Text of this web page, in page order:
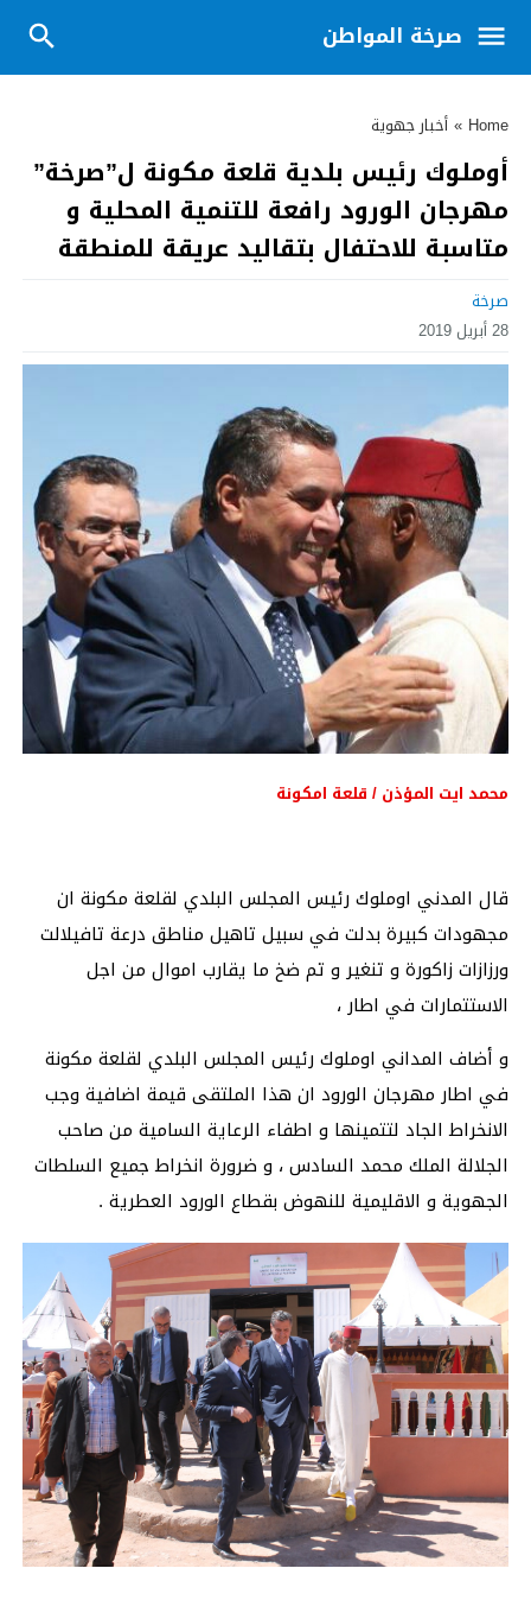
صرخة المواطن
Home
» أخبار جهوية
أوملوك رئيس بلدية قلعة مكونة ل”صرخة”
مهرجان الورود رافعة للتنمية المحلية و
متاسبة للاحتفال بتقاليد عريقة للمنطقة
صرخة
28 أبريل 2019
محمد ايت المؤذن / قلعة امكونة
قال المدني اوملوك رئيس المجلس البلدي لقلعة مكونة ان
مجهودات كبيرة بدلت في سبيل تاهيل مناطق درعة تافيلالت
ورزازات زاكورة و تنغير و تم ضخ ما يقارب اموال من اجل
الاستتمارات في اطار ،
و أضاف المداني اوملوك رئيس المجلس البلدي لقلعة مكونة
في اطار مهرجان الورود ان هذا الملتقى قيمة اضافية وجب
الانخراط الجاد لتتمينها و اطفاء الرعاية السامية من صاحب
الجلالة الملك محمد السادس ، و ضرورة انخراط جميع السلطات
الجهوية و الاقليمية للنهوض بقطاع الورود العطرية .